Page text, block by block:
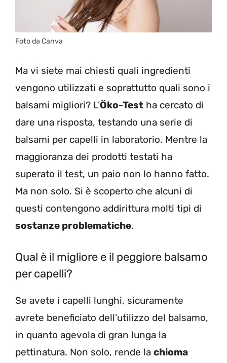
Foto da Canva
Ma vi siete mai chiesti quali ingredienti
vengono utilizzati e soprattutto quali sono i
balsami migliori? L’Öko-Test ha cercato di
dare una risposta, testando una serie di
balsami per capelli in laboratorio. Mentre la
maggioranza dei prodotti testati ha
superato il test, un paio non lo hanno fatto.
Ma non solo. Si è scoperto che alcuni di
questi contengono addirittura molti tipi di
sostanze problematiche.
Qual è il migliore e il peggiore balsamo
per capelli?
Se avete i capelli lunghi, sicuramente
avrete beneficiato dell’utilizzo del balsamo,
in quanto agevola di gran lunga la
pettinatura. Non solo, rende la chioma